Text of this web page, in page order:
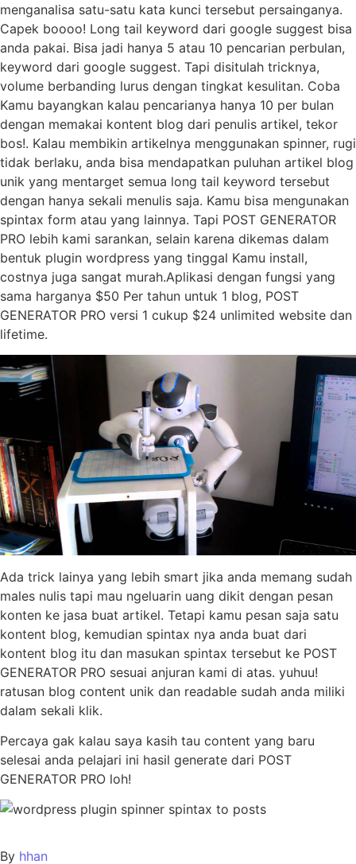
menganalisa satu-satu kata kunci tersebut persainganya.
Capek boooo! Long tail keyword dari google suggest bisa
anda pakai. Bisa jadi hanya 5 atau 10 pencarian perbulan,
keyword dari google suggest. Tapi disitulah tricknya,
volume berbanding lurus dengan tingkat kesulitan. Coba
Kamu bayangkan kalau pencarianya hanya 10 per bulan
dengan memakai kontent blog dari penulis artikel, tekor
bos!. Kalau membikin artikelnya menggunakan spinner, rugi
tidak berlaku, anda bisa mendapatkan puluhan artikel blog
unik yang mentarget semua long tail keyword tersebut
dengan hanya sekali menulis saja. Kamu bisa mengunakan
spintax form atau yang lainnya. Tapi POST GENERATOR
PRO lebih kami sarankan, selain karena dikemas dalam
bentuk plugin wordpress yang tinggal Kamu install,
costnya juga sangat murah.Aplikasi dengan fungsi yang
sama harganya $50 Per tahun untuk 1 blog, POST
GENERATOR PRO versi 1 cukup $24 unlimited website dan
lifetime.
Ada trick lainya yang lebih smart jika anda memang sudah
males nulis tapi mau ngeluarin uang dikit dengan pesan
konten ke jasa buat artikel. Tetapi kamu pesan saja satu
kontent blog, kemudian spintax nya anda buat dari
kontent blog itu dan masukan spintax tersebut ke POST
GENERATOR PRO sesuai anjuran kami di atas. yuhuu!
ratusan blog content unik dan readable sudah anda miliki
dalam sekali klik.
Percaya gak kalau saya kasih tau content yang baru
selesai anda pelajari ini hasil generate dari POST
GENERATOR PRO loh!
By hhan